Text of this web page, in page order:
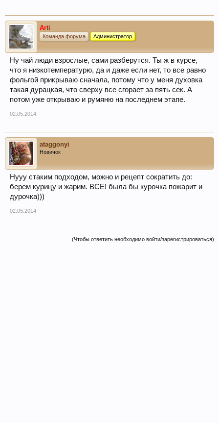
Arti
Команда форума Администратор
Ну чай люди взрослые, сами разберутся. Ты ж в курсе,
что я низкотемпературю, да и даже если нет, то все равно
фольгой прикрываю сначала, потому что у меня духовка
такая дурацкая, что сверху все сгорает за пять сек. А
потом уже открываю и румяню на последнем этапе.
02.05.2014
ataggonyi
Новичок
Нууу стаким подходом, можно и рецепт сократить до:
берем курицу и жарим. ВСЕ! была бы курочка пожарит и
дурочка)))
02.05.2014
(Чтобы ответить необходимо войти/зарегистрироваться)